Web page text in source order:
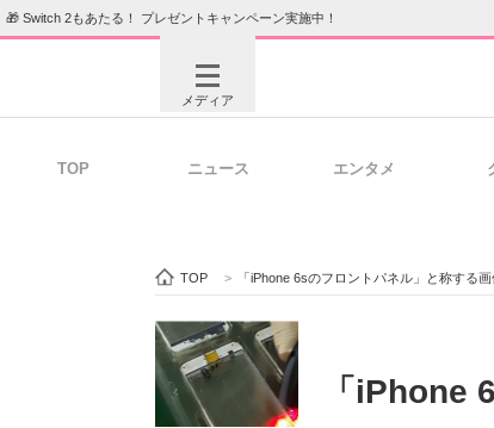
🎁 Switch 2もあたる！ プレゼントキャンペーン実施中！
メディア
ビジネスと働き方のヒント
TOP ニュース エンタメ
TOP > 「iPhone 6sのフロントパネル」と称する
「iPhone